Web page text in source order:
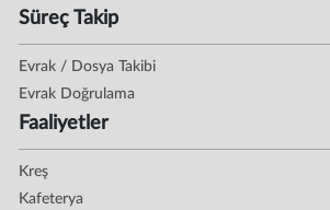
Süreç Takip
Evrak / Dosya Takibi
Evrak Doğrulama
Faaliyetler
Kreş
Kafeterya